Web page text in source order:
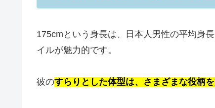
175cmという身長は、日本人男性の平均身
イルが魅力的です。
彼のすらりとした体型は、さまざまな役柄